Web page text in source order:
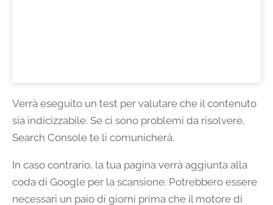
Verrà eseguito un test per valutare che il contenuto
sia indicizzabile. Se ci sono problemi da risolvere,
Search Console te li comunicherà.
In caso contrario, la tua pagina verrà aggiunta alla
coda di Google per la scansione. Potrebbero essere
necessari un paio di giorni prima che il motore di